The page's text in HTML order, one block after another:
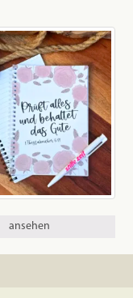
ansehen